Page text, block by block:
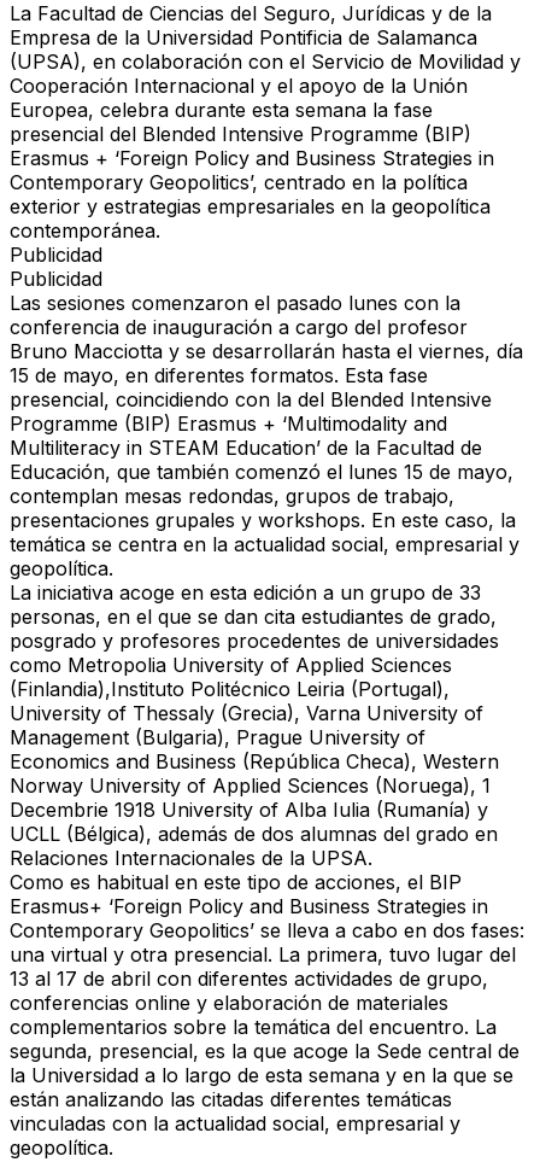
La Facultad de Ciencias del Seguro, Jurídicas y de la
Empresa de la Universidad Pontificia de Salamanca
(UPSA), en colaboración con el Servicio de Movilidad y
Cooperación Internacional y el apoyo de la Unión
Europea, celebra durante esta semana la fase
presencial del Blended Intensive Programme (BIP)
Erasmus + ‘Foreign Policy and Business Strategies in
Contemporary Geopolitics’, centrado en la política
exterior y estrategias empresariales en la geopolítica
contemporánea.
Publicidad
Publicidad
Las sesiones comenzaron el pasado lunes con la
conferencia de inauguración a cargo del profesor
Bruno Macciotta y se desarrollarán hasta el viernes, día
15 de mayo, en diferentes formatos. Esta fase
presencial, coincidiendo con la del Blended Intensive
Programme (BIP) Erasmus + ‘Multimodality and
Multiliteracy in STEAM Education’ de la Facultad de
Educación, que también comenzó el lunes 15 de mayo,
contemplan mesas redondas, grupos de trabajo,
presentaciones grupales y workshops. En este caso, la
temática se centra en la actualidad social, empresarial y
geopolítica.
La iniciativa acoge en esta edición a un grupo de 33
personas, en el que se dan cita estudiantes de grado,
posgrado y profesores procedentes de universidades
como Metropolia University of Applied Sciences
(Finlandia),Instituto Politécnico Leiria (Portugal),
University of Thessaly (Grecia), Varna University of
Management (Bulgaria), Prague University of
Economics and Business (República Checa), Western
Norway University of Applied Sciences (Noruega), 1
Decembrie 1918 University of Alba Iulia (Rumanía) y
UCLL (Bélgica), además de dos alumnas del grado en
Relaciones Internacionales de la UPSA.
Como es habitual en este tipo de acciones, el BIP
Erasmus+ ‘Foreign Policy and Business Strategies in
Contemporary Geopolitics’ se lleva a cabo en dos fases:
una virtual y otra presencial. La primera, tuvo lugar del
13 al 17 de abril con diferentes actividades de grupo,
conferencias online y elaboración de materiales
complementarios sobre la temática del encuentro. La
segunda, presencial, es la que acoge la Sede central de
la Universidad a lo largo de esta semana y en la que se
están analizando las citadas diferentes temáticas
vinculadas con la actualidad social, empresarial y
geopolítica.